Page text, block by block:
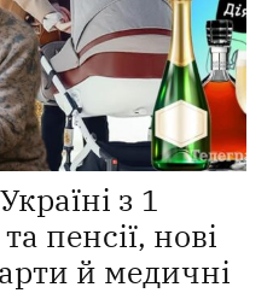
з 1
пенсії, нові
й медичні